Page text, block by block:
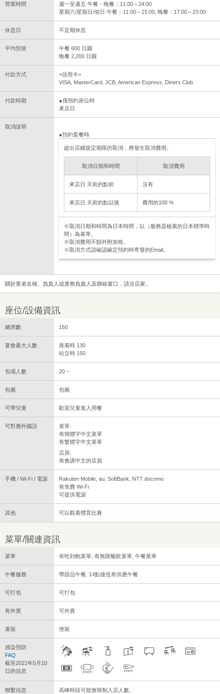
營業時間
週一至週五 午餐・晚餐：11:00～24:00
星期六/星期日/假日 午餐：11:00～15:00, 晚餐：17:00～23:00
休息日 不定期休息
平均預算
午餐 600 日圓
晚餐 2,200 日圓
付款方式
<信用卡>
VISA, MasterCard, JCB, American Express, Diners Club
付款時期
●僅預約座位時
來店日
取消說明
●預約套餐時
超出店鋪規定期限的取消，將發生取消費用。
取消日期和時間 取消費用
來店日 天前的點前 沒有
來店日 天前的點以後 費用的100 %
※取消日期和時間為日本時間，以（服務器檢索的日本標準時
間）為基準。
※取消費用不額外附加稅。
※取消方式請確認確定預約時寄發的Email。
關於業者名稱、負責人或業務負責人及聯絡窗口，請洽店家。
座位/設備資訊
總席數 150
宴會最大人數
座着時 130
站立時 150
包場人數 20 ~
包廂 包廂
可帶兒童 歡迎兒童進入用餐
可對應外國語
菜單:
有簡體字中文菜單
有繁體字中文菜單
店員:
有會講中文的店員
手機 / Wi-Fi / 電源
Rakuten Mobile, au, SoftBank, NTT docomo
有免費 Wi-Fi
可提供電源
其他 可以觀看體育比賽
菜單/關連資訊
菜單 有吃到飽菜單, 有無限暢飲菜單, 午餐菜單
午餐服務 帶甜品午餐, 14點後也有供應午餐
可打包 可打包
有外賣 可外賣
著裝 便裝
感染預防
FAQ
截至2021年5月10
日的信息
聯繫信息 高峰時段可能會限制入店人數。